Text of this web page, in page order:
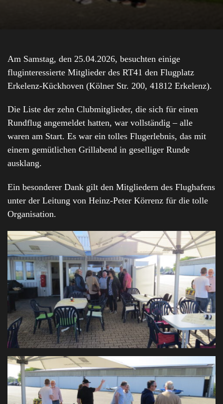
Am Samstag, den 25.04.2026, besuchten einige
fluginteressierte Mitglieder des RT41 den Flugplatz
Erkelenz-Kückhoven (Kölner Str. 200, 41812 Erkelenz).
Die Liste der zehn Clubmitglieder, die sich für einen
Rundflug angemeldet hatten, war vollständig – alle
waren am Start. Es war ein tolles Flugerlebnis, das mit
einem gemütlichen Grillabend in geselliger Runde
ausklang.
Ein besonderer Dank gilt den Mitgliedern des Flughafens
unter der Leitung von Heinz-Peter Körrenz für die tolle
Organisation.